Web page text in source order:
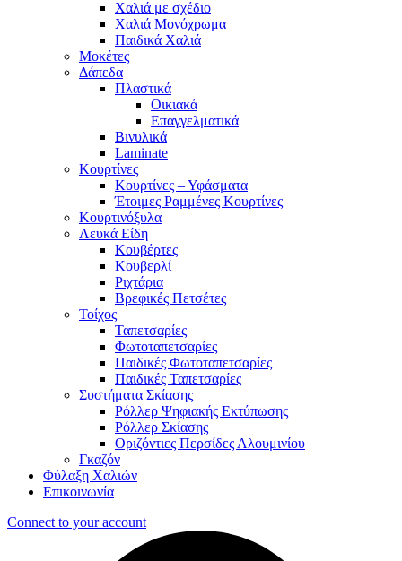
Χαλιά με σχέδιο
Χαλιά Μονόχρωμα
Παιδικά Χαλιά
Μοκέτες
Δάπεδα
Πλαστικά
Οικιακά
Επαγγελματικά
Βινυλικά
Laminate
Κουρτίνες
Κουρτίνες – Υφάσματα
Έτοιμες Ραμμένες Κουρτίνες
Κουρτινόξυλα
Λευκά Είδη
Κουβέρτες
Κουβερλί
Ριχτάρια
Βρεφικές Πετσέτες
Τοίχος
Ταπετσαρίες
Φωτοταπετσαρίες
Παιδικές Φωτοταπετσαρίες
Παιδικές Ταπετσαρίες
Συστήματα Σκίασης
Ρόλλερ Ψηφιακής Εκτύπωσης
Ρόλλερ Σκίασης
Οριζόντιες Περσίδες Αλουμινίου
Γκαζόν
Φύλαξη Χαλιών
Επικοινωνία
Connect to your account